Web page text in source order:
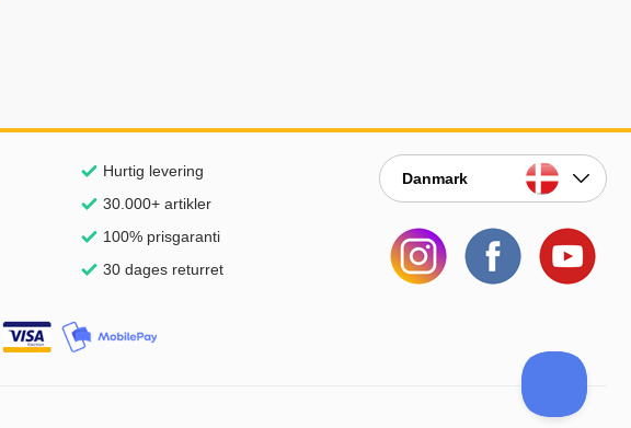
Hurtig levering
30.000+ artikler
100% prisgaranti
30 dages returret
Danmark